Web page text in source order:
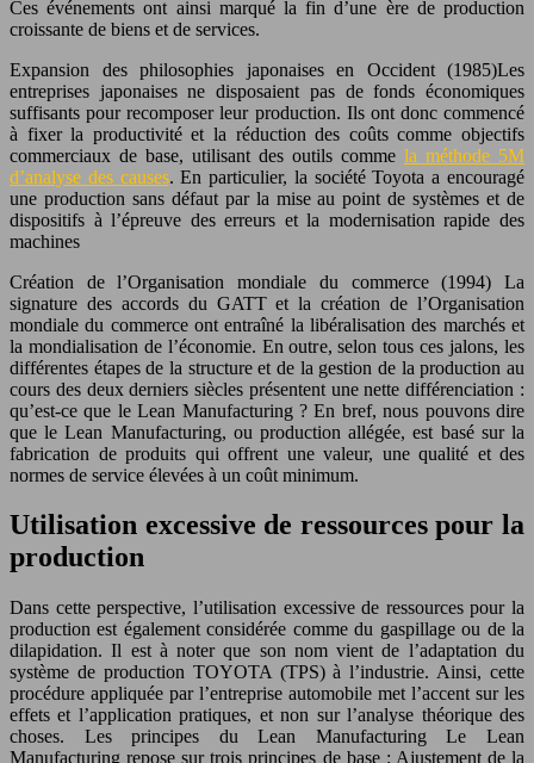
Ces événements ont ainsi marqué la fin d’une ère de production
croissante de biens et de services.
Expansion des philosophies japonaises en Occident (1985)Les
entreprises japonaises ne disposaient pas de fonds économiques
suffisants pour recomposer leur production. Ils ont donc commencé
à fixer la productivité et la réduction des coûts comme objectifs
commerciaux de base, utilisant des outils comme la méthode 5M
d’analyse des causes. En particulier, la société Toyota a encouragé
une production sans défaut par la mise au point de systèmes et de
dispositifs à l’épreuve des erreurs et la modernisation rapide des
machines
Création de l’Organisation mondiale du commerce (1994) La
signature des accords du GATT et la création de l’Organisation
mondiale du commerce ont entraîné la libéralisation des marchés et
la mondialisation de l’économie. En outre, selon tous ces jalons, les
différentes étapes de la structure et de la gestion de la production au
cours des deux derniers siècles présentent une nette différenciation :
qu’est-ce que le Lean Manufacturing ? En bref, nous pouvons dire
que le Lean Manufacturing, ou production allégée, est basé sur la
fabrication de produits qui offrent une valeur, une qualité et des
normes de service élevées à un coût minimum.
Utilisation excessive de ressources pour la
production
Dans cette perspective, l’utilisation excessive de ressources pour la
production est également considérée comme du gaspillage ou de la
dilapidation. Il est à noter que son nom vient de l’adaptation du
système de production TOYOTA (TPS) à l’industrie. Ainsi, cette
procédure appliquée par l’entreprise automobile met l’accent sur les
effets et l’application pratiques, et non sur l’analyse théorique des
choses. Les principes du Lean Manufacturing Le Lean
Manufacturing repose sur trois principes de base : Ajustement de la